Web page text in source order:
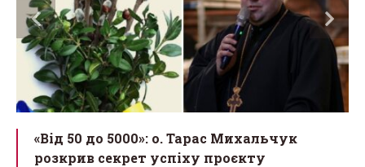
«Від 50 до 5000»: о. Тарас Михальчук
розкрив секрет успіху проєкту